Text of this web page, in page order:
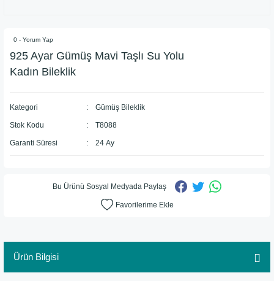
0 - Yorum Yap
925 Ayar Gümüş Mavi Taşlı Su Yolu
Kadın Bileklik
Kategori Gümüş Bileklik
Stok Kodu T8088
Garanti Süresi 24 Ay
Bu Ürünü Sosyal Medyada Paylaş
Ürün Bilgisi